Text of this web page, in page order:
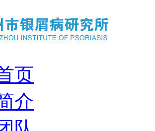
页
介